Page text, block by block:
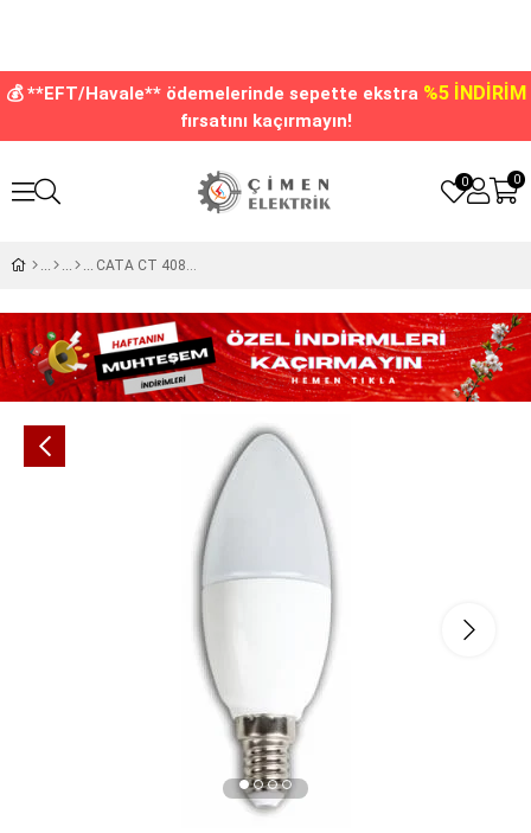
💰 **EFT/Havale** ödemelerinde sepette ekstra %5 İNDİRİM
fırsatını kaçırmayın!
0
0
CATA CT 4083 8W Buji Led Ampül 6400K Beyaz Işık E14 Duy